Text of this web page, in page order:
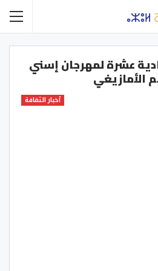
عشرة لمهرجان إسني
الأمازيغي
أخبار الثقافة